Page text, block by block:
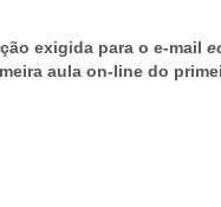
exigida para o e-mail
aula on-line do